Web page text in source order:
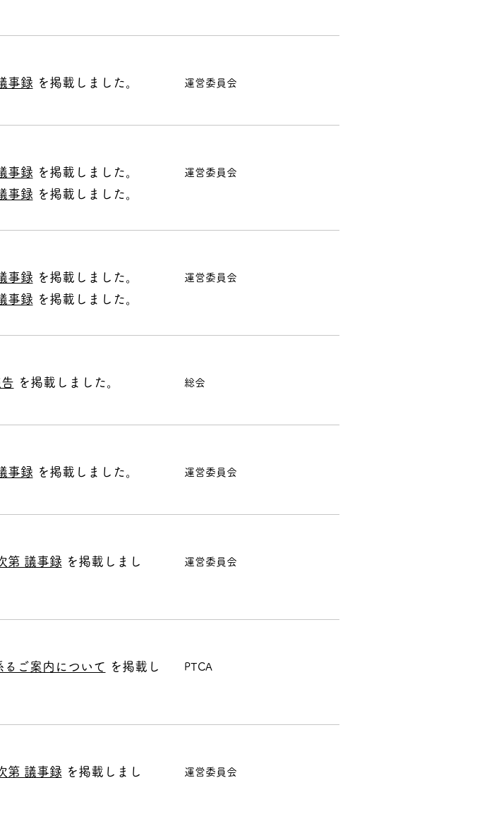
事録 を掲載しました。 運営委員会
事録 を掲載しました。
事録 を掲載しました。
運営委員会
事録 を掲載しました。
事録 を掲載しました。
運営委員会
を掲載しました。 総会
事録 を掲載しました。 運営委員会
第 議事録 を掲載しまし
運営委員会
るご案内について を掲載し
PTCA
第 議事録 を掲載しまし
運営委員会